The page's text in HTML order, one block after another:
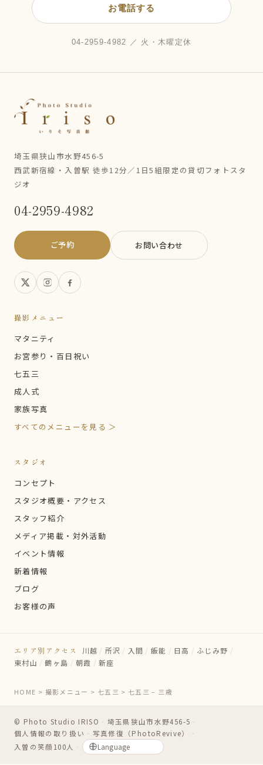
お電話する
04-2959-4982 ／ 火・木曜定休
埼玉県狭山市水野456-5
西武新宿線・入曽駅 徒歩12分／1日5組限定の貸切フォトスタ
ジオ
04-2959-4982
ご予約 お問い合わせ
撮影メニュー
マタニティ
お宮参り・百日祝い
七五三
成人式
家族写真
すべてのメニューを見る ＞
スタジオ
コンセプト
スタジオ概要・アクセス
スタッフ紹介
メディア掲載・対外活動
イベント情報
新着情報
ブログ
お客様の声
エリア別アクセス 川越 / 所沢 / 入間 / 飯能 / 日高 / ふじみ野 /
東村山 / 鶴ヶ島 / 朝霞 / 新座
HOME > 撮影メニュー > 七五三 > 七五三 – 三歳
© Photo Studio IRISO ・ 埼玉県狭山市水野456-5 ・
個人情報の取り扱い ・ 写真修復（PhotoRevive）
・
入曽の笑顔100人 ・